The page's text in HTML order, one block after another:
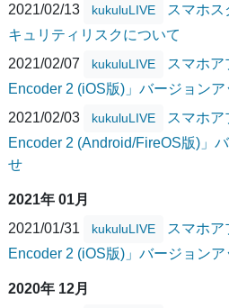
2021/02/13
kukuluLIVE
スマホ
キュリティリスクについて
2021/02/07
kukuluLIVE
スマホ
Encoder 2 (iOS版)」バージョン
2021/02/03
kukuluLIVE
スマホ
Encoder 2 (Android/FireOS版)」
せ
2021年 01月
2021/01/31
kukuluLIVE
スマホ
Encoder 2 (iOS版)」バージョン
2020年 12月